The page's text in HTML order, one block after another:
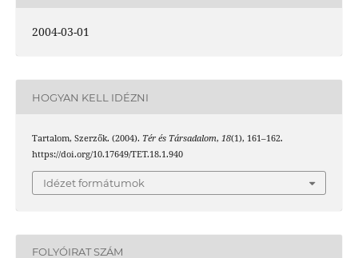
2004-03-01
HOGYAN KELL IDÉZNI
Tartalom, Szerzők. (2004). Tér és Társadalom, 18(1), 161–162.
https://doi.org/10.17649/TET.18.1.940
Idézet formátumok
FOLYÓIRAT SZÁM